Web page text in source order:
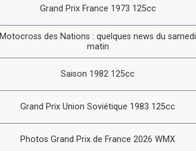
Grand Prix France 1973 125cc
Motocross des Nations : quelques news du samedi
matin
Saison 1982 125cc
Grand Prix Union Soviétique 1983 125cc
Photos Grand Prix de France 2026 WMX